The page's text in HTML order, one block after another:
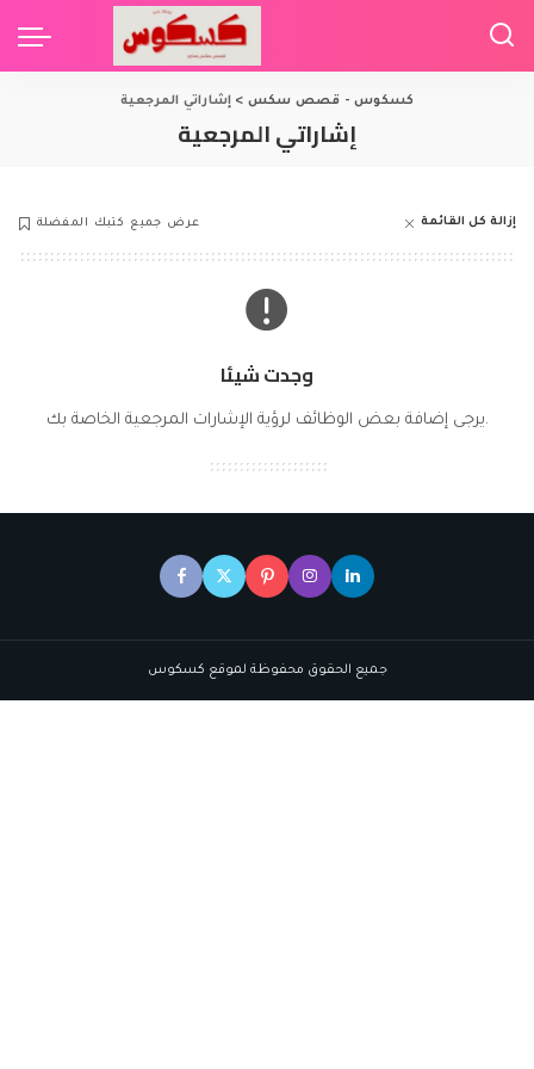
كسكوس - قصص سكس > إشاراتي المرجعية
إشاراتي المرجعية
عرض جميع كتبك المفضلة إزالة كل القائمة
وجدت شيئا
يرجى إضافة بعض الوظائف لرؤية الإشارات المرجعية الخاصة بك.
جميع الحقوق محفوظة لموقع كسكوس